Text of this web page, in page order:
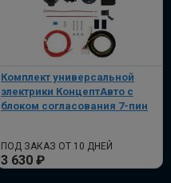
Комплект универсальной
электрики КонцептАвто с
блоком согласования 7-пин
ПОД ЗАКАЗ ОТ 10 ДНЕЙ
3 630 ₽